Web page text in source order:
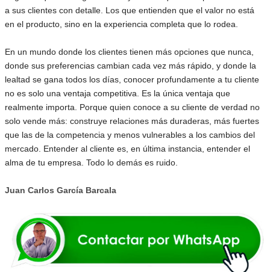
a sus clientes con detalle. Los que entienden que el valor no está
en el producto, sino en la experiencia completa que lo rodea.
En un mundo donde los clientes tienen más opciones que nunca,
donde sus preferencias cambian cada vez más rápido, y donde la
lealtad se gana todos los días, conocer profundamente a tu cliente
no es solo una ventaja competitiva. Es la única ventaja que
realmente importa. Porque quien conoce a su cliente de verdad no
solo vende más: construye relaciones más duraderas, más fuertes
que las de la competencia y menos vulnerables a los cambios del
mercado. Entender al cliente es, en última instancia, entender el
alma de tu empresa. Todo lo demás es ruido.
Juan Carlos García Barcala